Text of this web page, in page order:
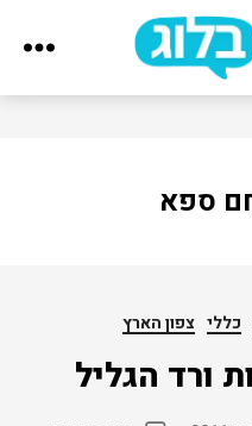
ספא
כללי צפון הארץ
ורד הגליל